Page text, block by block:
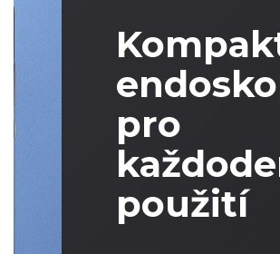
pro
použití